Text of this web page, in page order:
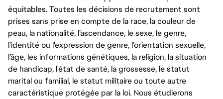
équitables. Toutes les décisions de recrutement sont
prises sans prise en compte de la race, la couleur de
peau, la nationalité, l’ascendance, le sexe, le genre,
l'identité ou l'expression de genre, l’orientation sexuelle,
l’âge, les informations génétiques, la religion, la situation
de handicap, l'état de santé, la grossesse, le statut
marital ou familial, le statut militaire ou toute autre
caractéristique protégée par la loi. Nous étudierons